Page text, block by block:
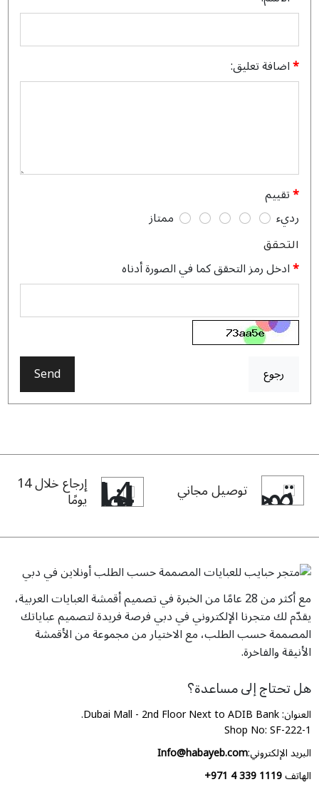
اضافة تعليق:
تقييم
رديء
ممتاز
التحقق
ادخل رمز التحقق كما في الصورة أدناه
رجوع Send
توصيل مجاني إرجاع خلال 14
يومًا
مع أكثر من 28 عامًا من الخبرة في تصميم أقمشة العبايات العربية،
يقدّم لك متجرنا الإلكتروني في دبي فرصة فريدة لتصميم عباياتك
المصممة حسب الطلب، مع الاختيار من مجموعة من الأقمشة
الأنيقة والفاخرة.
هل تحتاج إلى مساعدة؟
العنوان: Dubai Mall - 2nd Floor Next to ADIB Bank.
Shop No: SF-222-1
البريد الإلكتروني:Info@habayeb.com
الهاتف+971 4 339 1119